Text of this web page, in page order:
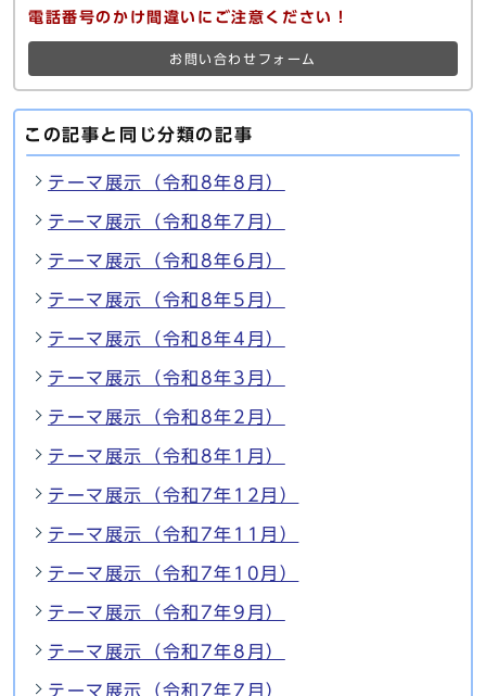
電話番号のかけ間違いにご注意ください！
お問い合わせフォーム
この記事と同じ分類の記事
テーマ展示（令和8年8月）
テーマ展示（令和8年7月）
テーマ展示（令和8年6月）
テーマ展示（令和8年5月）
テーマ展示（令和8年4月）
テーマ展示（令和8年3月）
テーマ展示（令和8年2月）
テーマ展示（令和8年1月）
テーマ展示（令和7年12月）
テーマ展示（令和7年11月）
テーマ展示（令和7年10月）
テーマ展示（令和7年9月）
テーマ展示（令和7年8月）
テーマ展示（令和7年7月）